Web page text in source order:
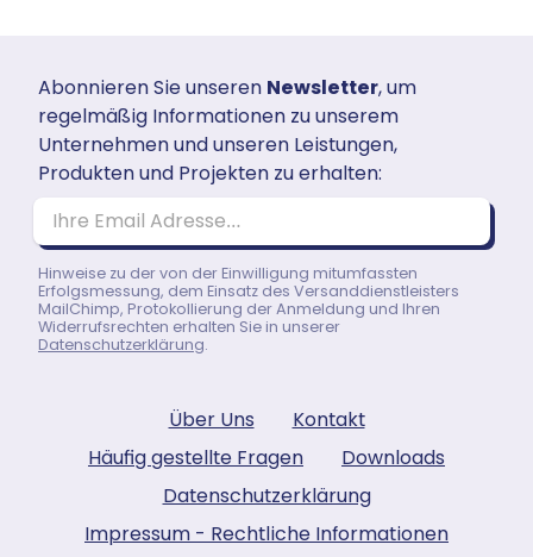
Abonnieren Sie unseren Newsletter, um
regelmäßig Informationen zu unserem
Unternehmen und unseren Leistungen,
Produkten und Projekten zu erhalten:
Ihre Email Adresse…
Hinweise zu der von der Einwilligung mitumfassten
Erfolgsmessung, dem Einsatz des Versanddienstleisters
MailChimp, Protokollierung der Anmeldung und Ihren
Widerrufsrechten erhalten Sie in unserer
Datenschutzerklärung.
Über Uns
Kontakt
Häufig gestellte Fragen
Downloads
Datenschutzerklärung
Impressum - Rechtliche Informationen